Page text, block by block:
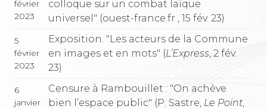
février
2023
colloque sur un combat laïque
universel" (ouest-france.fr , 15 fév. 23)
5
février
2023
Exposition. "Les acteurs de la Commune
en images et en mots" (L’Express , 2 fév.
23)
6
janvier
Censure à Rambouillet : "On achève
bien l’espace public" (P. Sastre, Le Point